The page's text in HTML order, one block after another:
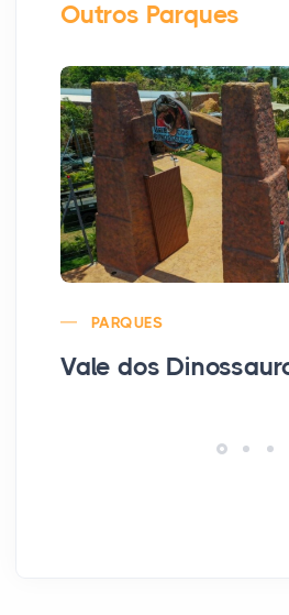
Outros Parques
PARQUES
Vale dos